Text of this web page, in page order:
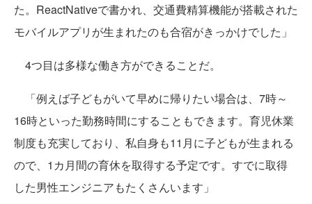
た。ReactNativeで書かれ、交通費精算機能が搭載された
モバイルアプリが生まれたのも合宿がきっかけでした」
4つ目は多様な働き方ができることだ。
「例えば子どもがいて早めに帰りたい場合は、7時～
16時といった勤務時間にすることもできます。育児休業
制度も充実しており、私自身も11月に子どもが生まれる
ので、1カ月間の育休を取得する予定です。すでに取得
した男性エンジニアもたくさんいます」